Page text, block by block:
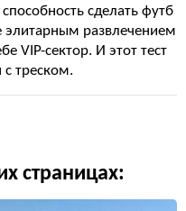
сделать футб
развлечением
VIP-сектор. И этот тест
с треском.
страницах: